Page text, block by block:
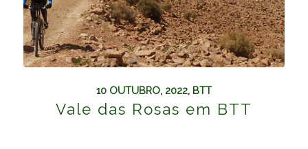
10 OUTUBRO, 2022, BTT
Vale das Rosas em BTT